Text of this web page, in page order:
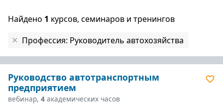
Найдено 1 курсов, семинаров и тренингов
Профессия: Руководитель автохозяйства
Руководство автотранспортным
предприятием
вебинар, 4 академических часов